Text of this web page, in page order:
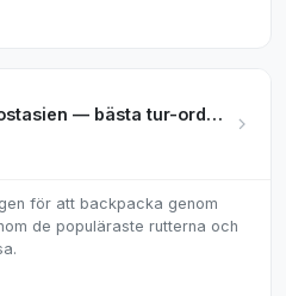
Backpacka Sydostasien — bästa tur-ordningen
för att backpacka genom
de populäraste rutterna och